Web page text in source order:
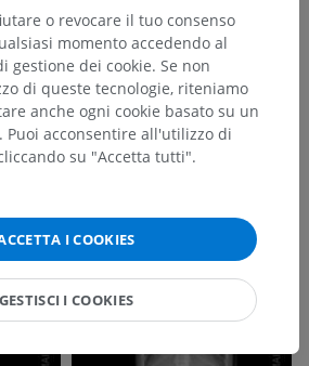
o revocare il tuo consenso
momento accedendo al
gestione dei cookie. Se non
di queste tecnologie, riteniamo
anche ogni cookie basato su un
Puoi acconsentire all'utilizzo di
su "Accetta tutti".
I COOKIES
GESTISCI I COOKIES